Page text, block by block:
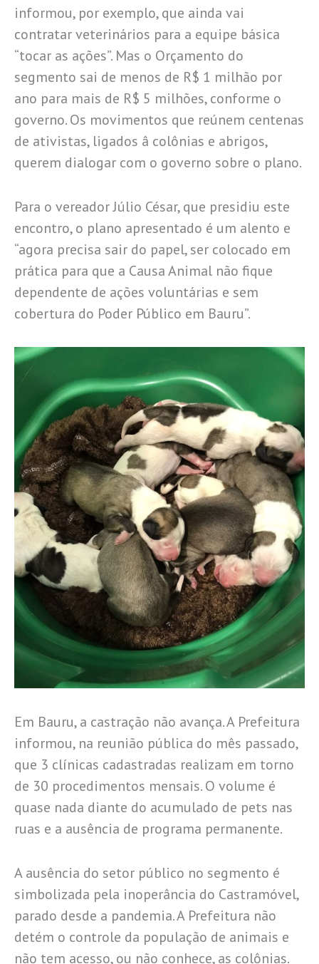
informou, por exemplo, que ainda vai
contratar veterinários para a equipe básica
“tocar as ações”. Mas o Orçamento do
segmento sai de menos de R$ 1 milhão por
ano para mais de R$ 5 milhões, conforme o
governo. Os movimentos que reúnem centenas
de ativistas, ligados â colônias e abrigos,
querem dialogar com o governo sobre o plano.
Para o vereador Júlio César, que presidiu este
encontro, o plano apresentado é um alento e
“agora precisa sair do papel, ser colocado em
prática para que a Causa Animal não fique
dependente de ações voluntárias e sem
cobertura do Poder Público em Bauru”.
Em Bauru, a castração não avança. A Prefeitura
informou, na reunião pública do mês passado,
que 3 clínicas cadastradas realizam em torno
de 30 procedimentos mensais. O volume é
quase nada diante do acumulado de pets nas
ruas e a ausência de programa permanente.
A ausência do setor público no segmento é
simbolizada pela inoperância do Castramóvel,
parado desde a pandemia. A Prefeitura não
detém o controle da população de animais e
não tem acesso, ou não conhece, as colônias.